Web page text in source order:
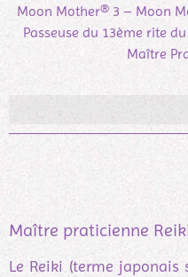
Moon Mother® 3 – Moon
Passeuse du 13ème rite
Maître
Maître praticienne
Le Reiki (terme